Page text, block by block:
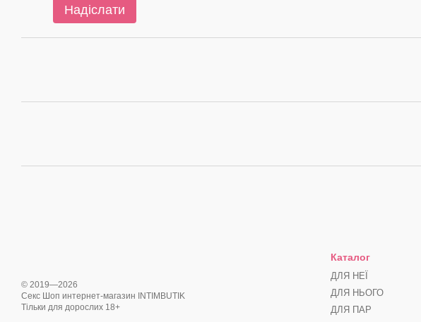
Надіслати
© 2019—2026
Секс Шоп интернет-магазин INTIMBUTIK
Тільки для дорослих 18+
Каталог
ДЛЯ НЕЇ
ДЛЯ НЬОГО
ДЛЯ ПАР